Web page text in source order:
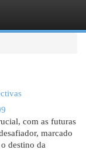
com as futuras
marcado
destino da